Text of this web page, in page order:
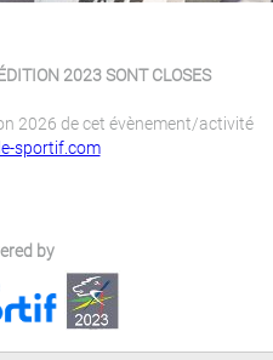
2023 SONT CLOSES
2026 de cet évènement/activité
sportif.com
by